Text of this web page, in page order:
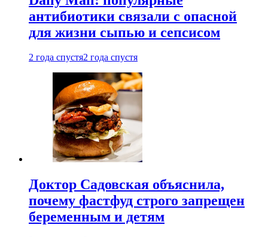
антибиотики связали с опасной
для жизни сыпью и сепсисом
2 года спустя2 года спустя
Доктор Садовская объяснила,
почему фастфуд строго запрещен
беременным и детям